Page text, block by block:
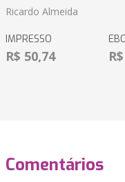
Ricardo Almeida
IMPRESSO
R$ 50,74
Comentários